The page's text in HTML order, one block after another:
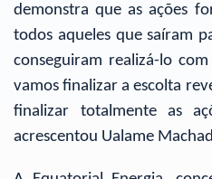
demonstra que as ações
todos aqueles que saíram
conseguiram realizá-lo
vamos finalizar a escolta
finalizar totalmente as
acrescentou Ualame